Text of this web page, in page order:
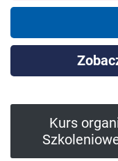
Kurs